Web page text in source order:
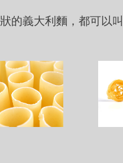
的義大利麵，都可以叫